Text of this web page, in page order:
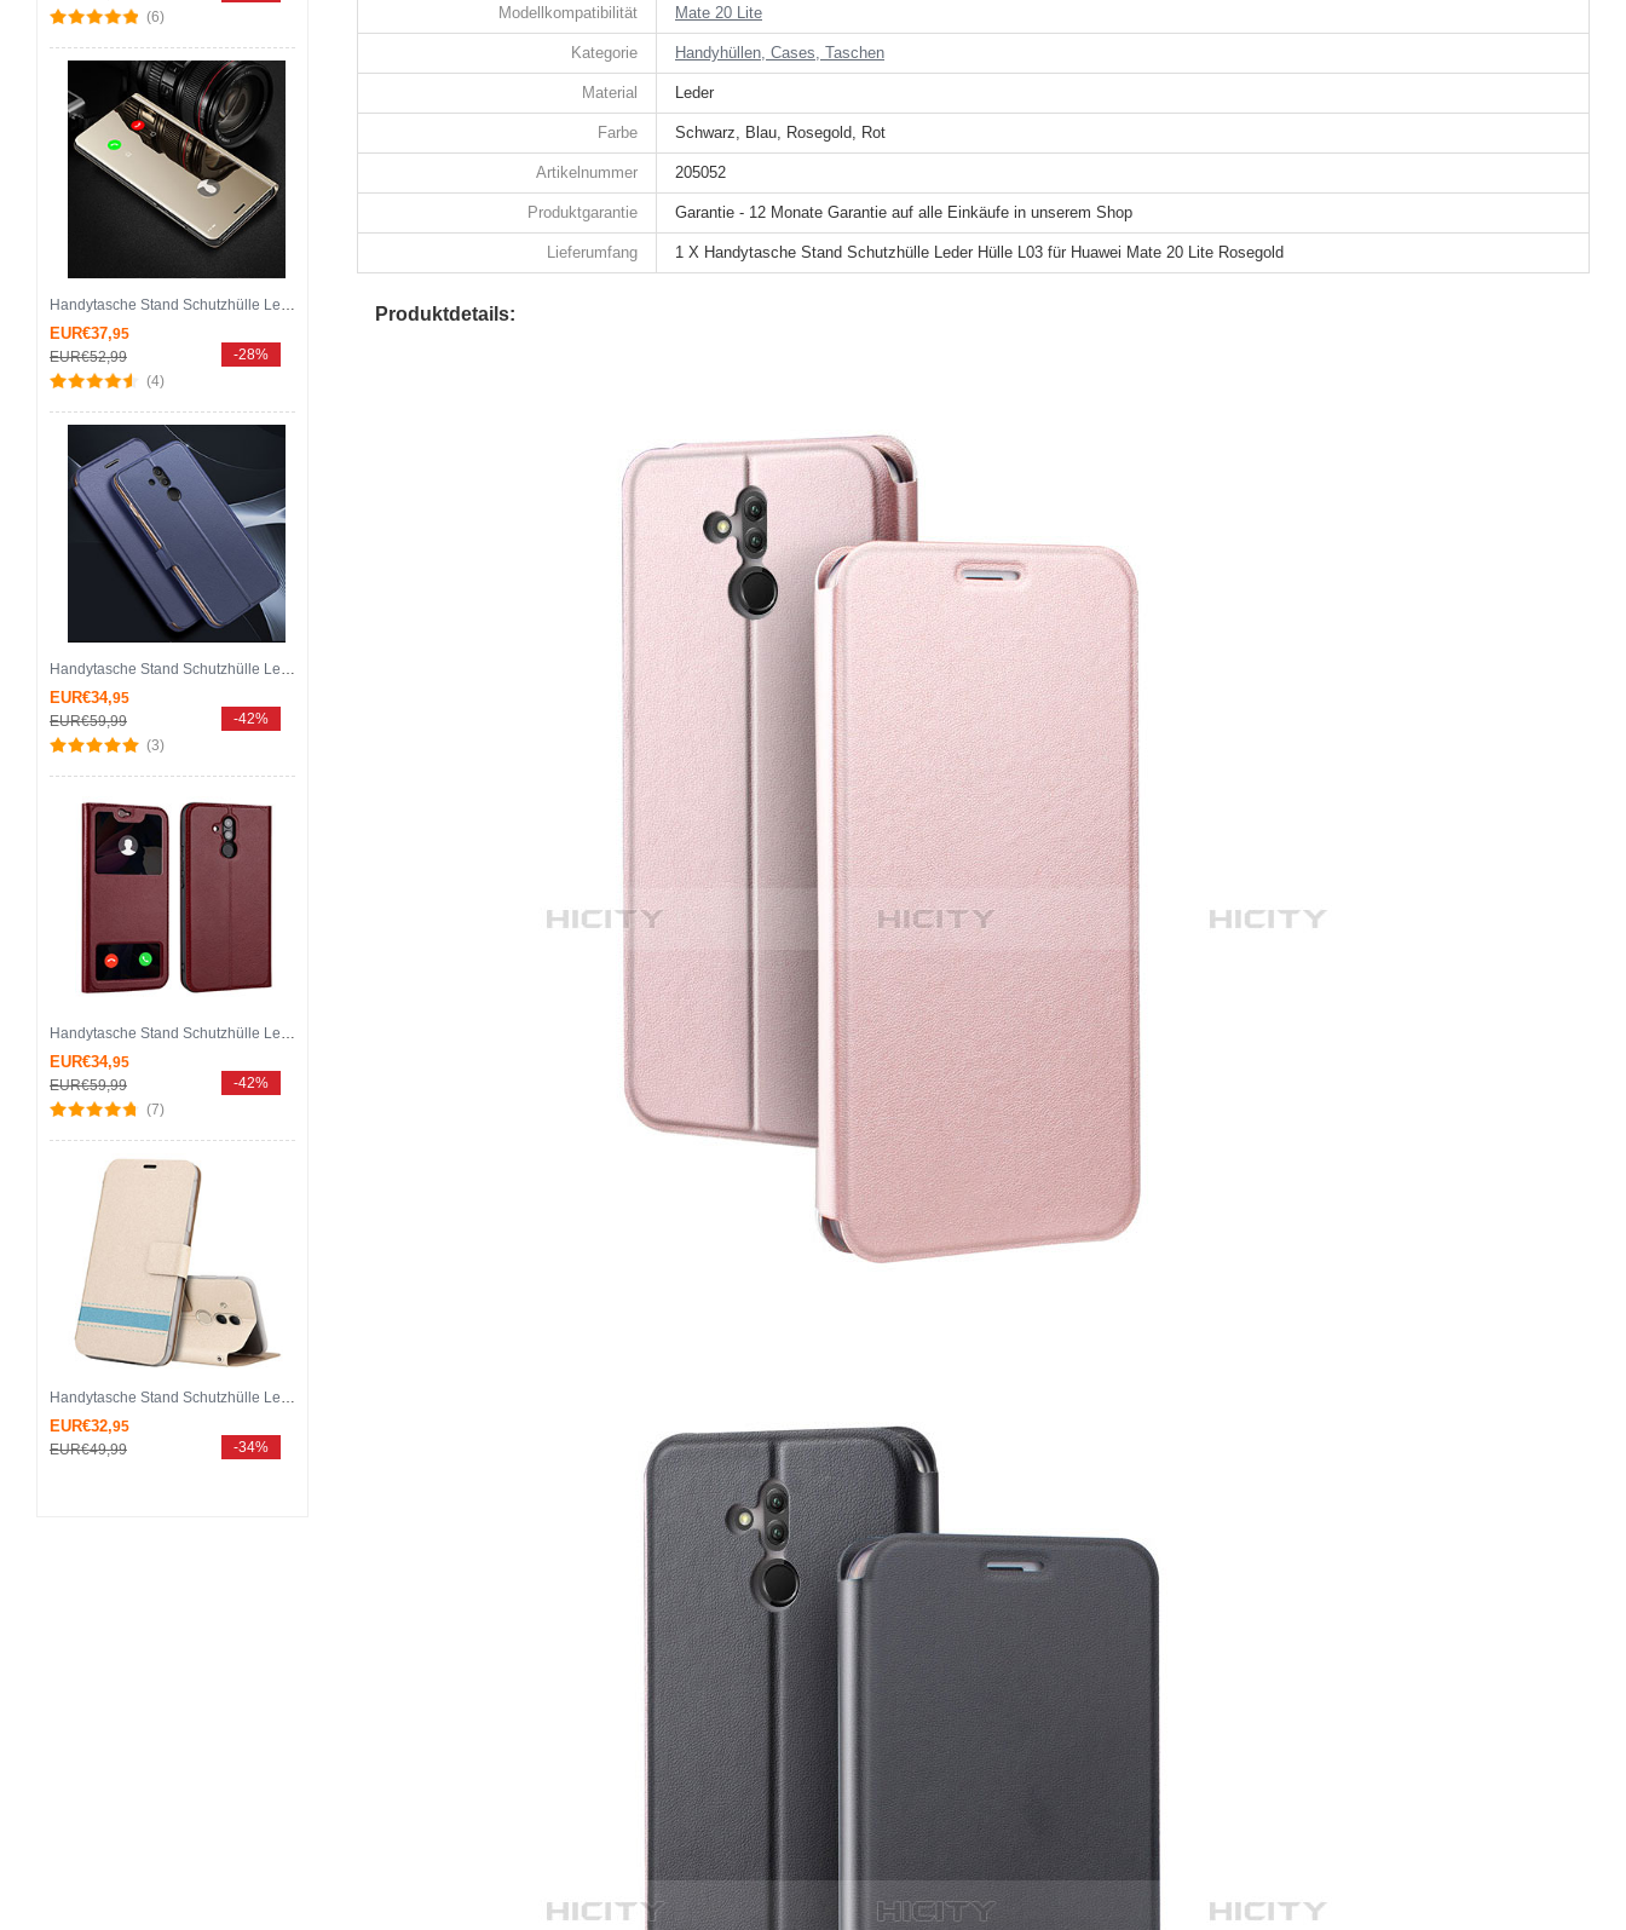
Modellkompatibilität Mate 20 Lite
Kategorie Handyhüllen, Cases, Taschen
Material Leder
Farbe Schwarz, Blau, Rosegold, Rot
Artikelnummer 205052
Produktgarantie Garantie - 12 Monate Garantie auf alle Einkäufe in unserem Shop
Lieferumfang 1 X Handytasche Stand Schutzhülle Leder Hülle L03 für Huawei Mate 20 Lite Rosegold
Produktdetails:
(6)
Handytasche Stand Schutzhülle Leder Rahmen Spiegel Tasche M02 für Huawei Mate 20 Lite Gold
EUR€37,95
EUR€52,99
(4)
-28%
Handytasche Stand Schutzhülle Leder Hülle T07 für Huawei Mate 20 Lite Blau
EUR€34,95
EUR€59,99
(3)
-42%
Handytasche Stand Schutzhülle Leder Hülle T06 für Huawei Mate 20 Lite Rot
EUR€34,95
EUR€59,99
(7)
-42%
Handytasche Stand Schutzhülle Leder Hülle T05 für Huawei Mate 20 Lite Gold
EUR€32,95
EUR€49,99 -34%